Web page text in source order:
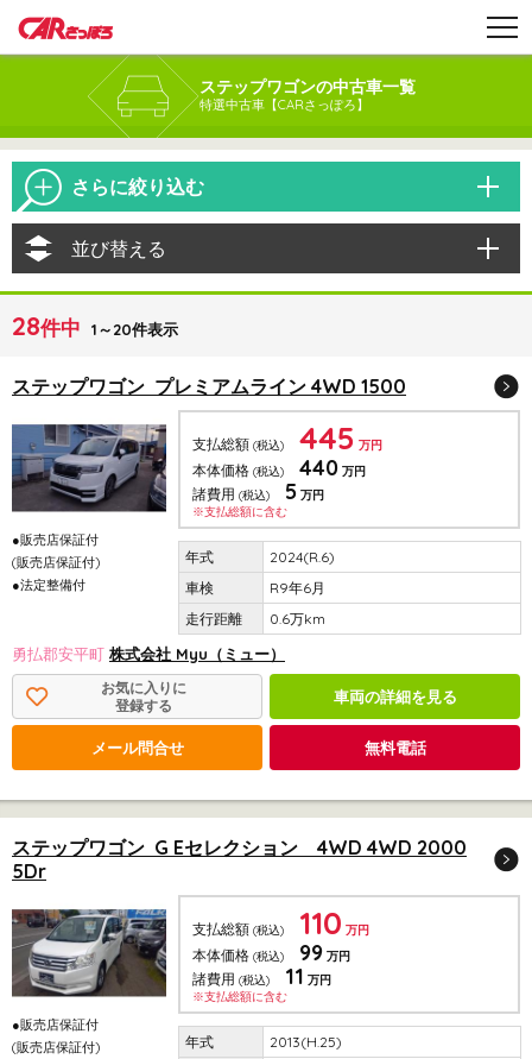
ステップワゴンの中古車一覧
特選中古車【CARさっぽろ】
さらに絞り込む
並び替える
28件中 1～20件表示
ステップワゴン プレミアムライン 4WD 1500
●販売店保証付
(販売店保証付)
●法定整備付
支払総額 (税込) 445 万円
本体価格 (税込) 440 万円
諸費用 (税込) 5 万円
※支払総額に含む
2024(R.6)
R9年6月
0.6万km
勇払郡安平町 株式会社 Myu（ミュー）
お気に入りに
登録する
車両の詳細を見る
メール問合せ 無料電話
ステップワゴン G Eセレクション 4WD 4WD 2000
5Dr
●販売店保証付
(販売店保証付)
支払総額 (税込) 110 万円
本体価格 (税込) 99 万円
諸費用 (税込) 11 万円
※支払総額に含む
2013(H.25)